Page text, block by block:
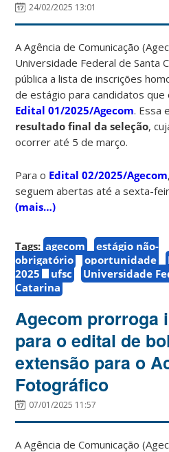
24/02/2025 13:01
A Agência de Comunicação
Universidade Federal de Santa
pública a lista de inscrições
de estágio para candidatos que
Edital 01/2025/Agecom. Essa
resultado final da seleção,
ocorrer até 5 de março.
Para o Edital 02/2025/Agecom
seguem abertas até a sexta-
(mais…)
Tags: agecom
estágio não-
obrigatório
oportunidade
2025
ufsc
Universidade
Catarina
Agecom prorroga
para o edital de
extensão para o
Fotográfico
07/01/2025 11:57
A Agência de Comunicação